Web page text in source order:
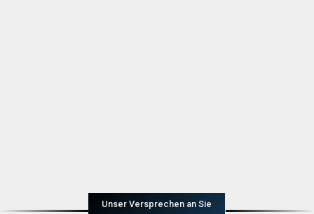
Unser Versprechen an Sie